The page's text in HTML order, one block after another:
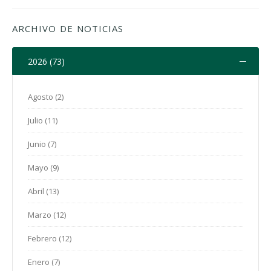
ARCHIVO DE NOTICIAS
2026 (73)
Agosto (2)
Julio (11)
Junio (7)
Mayo (9)
Abril (13)
Marzo (12)
Febrero (12)
Enero (7)